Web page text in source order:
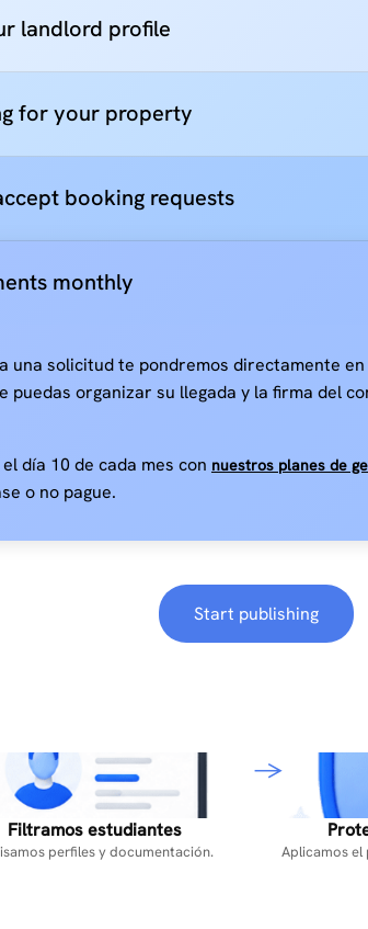
landlord profile
for your property
booking requests
monthly
una solicitud te pondremos directamente
puedas organizar su llegada y la firma del
día 10 de cada mes con nuestros planes de
o no pague.
Start publishing
Filtramos estudiantes
perfiles y documentación. Aplicamos el